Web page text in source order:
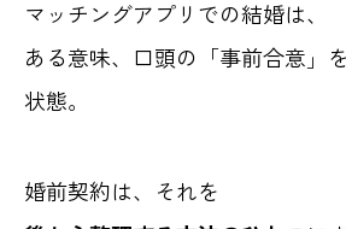
マッチングアプリでの結婚は、
ある意味、口頭の「事前合意」
状態。
婚前契約は、それを